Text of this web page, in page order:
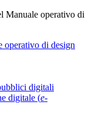
Manuale operativo di
operativo di design
digitali
digitale (e-